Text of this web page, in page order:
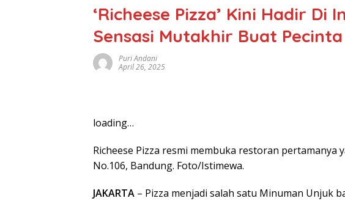
‘Richeese Pizza’ Kini Hadir Di
Sensasi Mutakhir Buat
Puri Andani
April 26, 2025
loading…
Richeese Pizza resmi membuka restoran pertamanya
No.106, Bandung. Foto/Istimewa.
JAKARTA – Pizza menjadi salah satu Minuman Unjuk